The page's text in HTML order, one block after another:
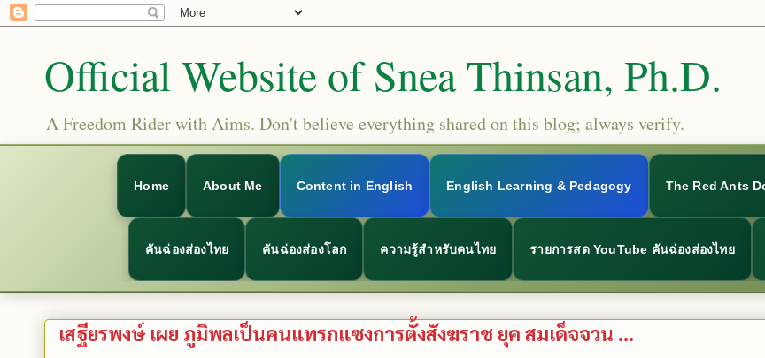
Official Website of Snea Thinsan, Ph.D.
A Freedom Rider with Aims. Don't believe everything shared on this blog; always verify.
Home About Me Content in English English Learning & Pedagogy The Red Ants
คันฉ่องส่องไทย คันฉ่องส่องโลก ความรู้สำหรับคนไทย รายการสด YouTube คันฉ่องส่องไทย
เสฐียรพงษ์ เผย ภูมิพลเป็นคนแทรกแซงการตั้งสังฆราช ยุค สมเด็จจวน ...